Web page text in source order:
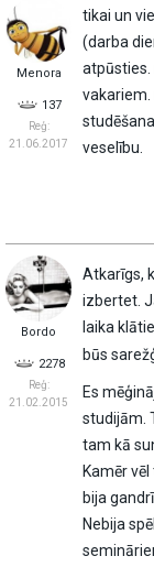
Menora
137
Reģ:
21.06.2017
tikai un
(darba
atpūsties.
vakariem.
veselību.
Bordo
2278
Reģ:
21.02.2015
Atkarīgs,
izbertet.
laika
būs
Es
studijām.
tam kā
Kamēr
bija
Nebija